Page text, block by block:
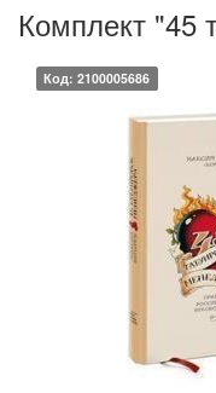
Комплект "45
Код: 2100005686